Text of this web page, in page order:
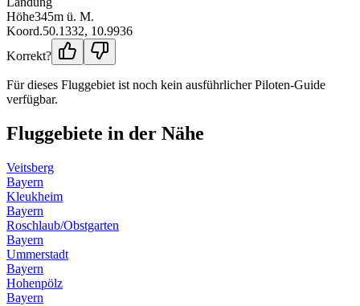
Höhe345m ü. M.
Koord.50.1332, 10.9936
Korrekt?
Für dieses Fluggebiet ist noch kein ausführlicher Piloten-Guide
verfügbar.
Fluggebiete in der Nähe
Veitsberg
Bayern
Kleukheim
Bayern
Roschlaub/Obstgarten
Bayern
Ummerstadt
Bayern
Hohenpölz
Bayern